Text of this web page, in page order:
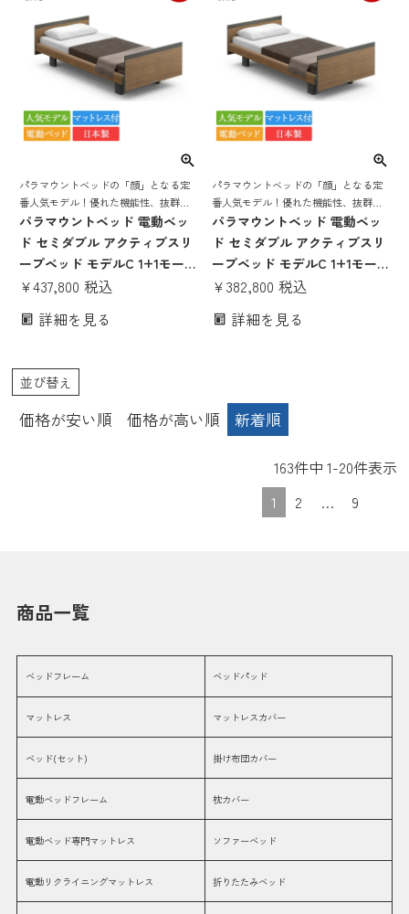
パラマウントベッドの「顔」となる定
番人気モデル！優れた機能性、抜群の
寝心地を誇る 電動リクライニングベッ
ド
パラマウントベッド 電動ベッ
ド セミダブル アクティブスリ
ープベッド モデルC 1+1モー
ター スクエアボード ヨーロピ
イッチ アクティブスリープマ
正規品 Active Sleep Bed マッ
トレス付き 介護ベッド
¥437,800 税込
詳細を見る
パラマウントベッドの「顔」となる定
番人気モデル！優れた機能性、抜群の
寝心地を誇る 電動リクライニングベッ
ド
パラマウントベッド 電動ベッ
ド セミダブル アクティブスリ
ープベッド モデルC 1+1モー
ター スクエアボード ヨーロピ
イッチ アクティブスリープマ
¥382,800 税込
詳細を見る
並び替え
価格が安い順 価格が高い順 新着順
163件中 1-20件表示
1
2 … 9
商品一覧
ベッドフレーム
マットレス
ベッド(セット)
電動ベッドフレーム
電動ベッド専門マットレス
電動リクライニングマットレス
ベッドパッド
マットレスカバー
掛け布団カバー
枕カバー
ソファーベッド
折りたたみベッド